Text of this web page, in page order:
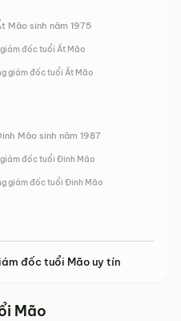
Mão sinh năm 1975
đốc tuổi Ất Mão
giám đốc tuổi Ất Mão
Mão sinh năm 1987
đốc tuổi Đinh Mão
giám đốc tuổi Đinh Mão
đốc tuổi Mão uy tín
Mão